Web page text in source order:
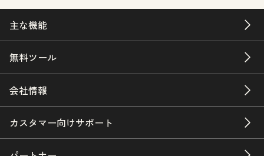
主な機能
無料ツール
会社情報
カスタマー向けサポート